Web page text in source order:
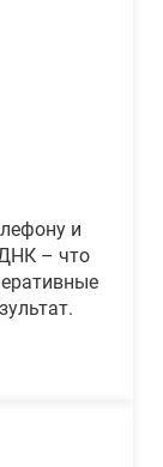
и
– что